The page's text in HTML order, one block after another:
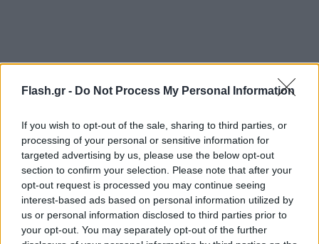
Flash.gr - Do Not Process My Personal Information
If you wish to opt-out of the sale, sharing to third parties, or
processing of your personal or sensitive information for
targeted advertising by us, please use the below opt-out
section to confirm your selection. Please note that after your
opt-out request is processed you may continue seeing
interest-based ads based on personal information utilized by
us or personal information disclosed to third parties prior to
your opt-out. You may separately opt-out of the further